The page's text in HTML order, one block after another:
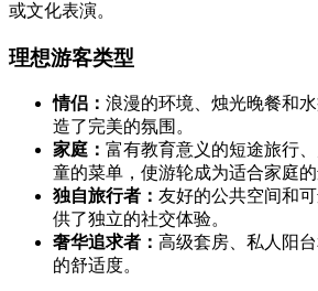
或文化表演。
理想游客类型
情侣： 浪漫的环境、烛光晚餐和
造了完美的氛围。
家庭： 富有教育意义的短途旅行
童的菜单，使游轮成为适合家庭的
独自旅行者： 友好的公共空间和
供了独立的社交体验。
奢华追求者： 高级套房、私人阳
的舒适度。